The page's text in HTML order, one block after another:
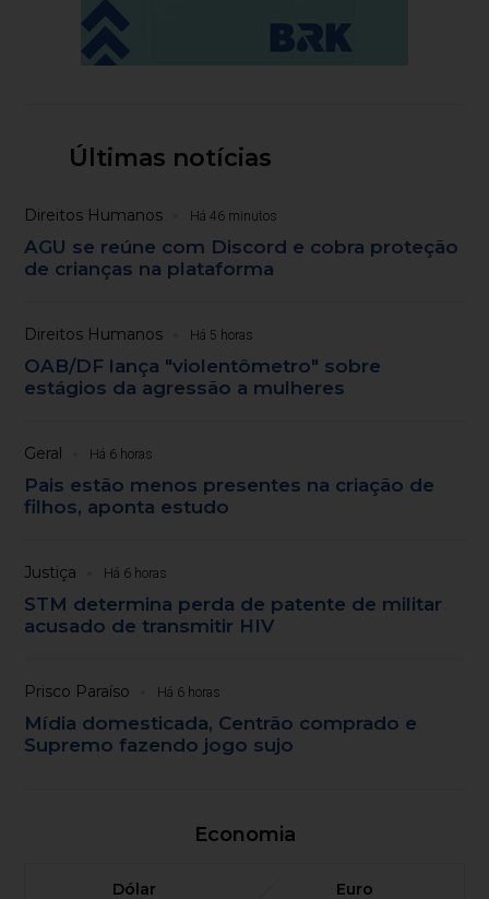
Últimas notícias
Direitos Humanos Há 46 minutos
AGU se reúne com Discord e cobra proteção
de crianças na plataforma
Direitos Humanos Há 5 horas
OAB/DF lança "violentômetro" sobre
estágios da agressão a mulheres
Geral Há 6 horas
Pais estão menos presentes na criação de
filhos, aponta estudo
Justiça Há 6 horas
STM determina perda de patente de militar
acusado de transmitir HIV
Prisco Paraíso Há 6 horas
Mídia domesticada, Centrão comprado e
Supremo fazendo jogo sujo
Economia
Dólar
Euro